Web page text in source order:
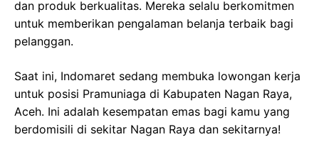
dan produk berkualitas. Mereka selalu berkomitmen
untuk memberikan pengalaman belanja terbaik bagi
pelanggan.
Saat ini, Indomaret sedang membuka lowongan kerja
untuk posisi Pramuniaga di Kabupaten Nagan Raya,
Aceh. Ini adalah kesempatan emas bagi kamu yang
berdomisili di sekitar Nagan Raya dan sekitarnya!